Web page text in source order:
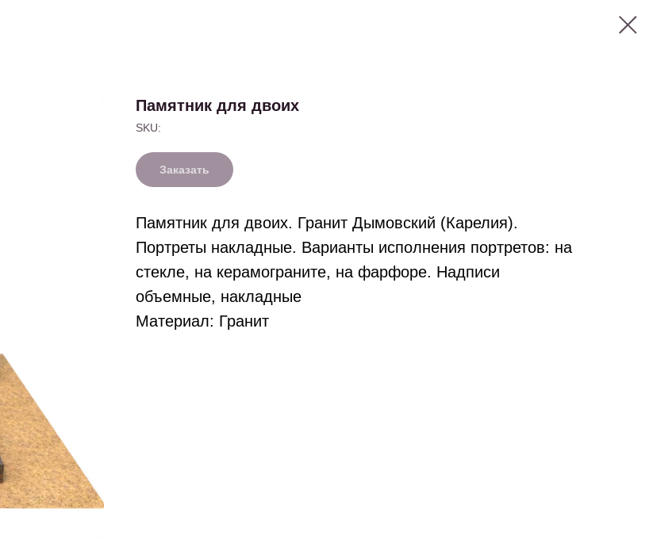
Памятник для двоих
SKU:
Заказать
Памятник для двоих. Гранит Дымовский (Карелия).
Портреты накладные. Варианты исполнения портретов: на
стекле, на керамограните, на фарфоре. Надписи
объемные, накладные
Материал: Гранит